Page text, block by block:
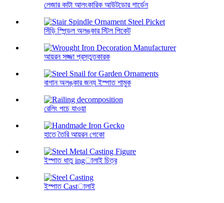
লেজার কাটা আলংকারিক আউটডোর গার্ডেন
সিঁড়ি স্পিন্ডল অলঙ্কার স্টিল পিকেট
আয়রন সজ্জা প্রস্তুতকারক
বাগান অলঙ্কার জন্য ইস্পাত শামুক
রেলিং পচে যাওয়া
হাতে তৈরি আয়রন গেকো
ইস্পাত ধাতু ingালাই চিত্র
ইস্পাত Castালাই